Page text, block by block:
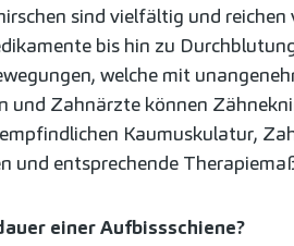
sind vielfältig und
bis hin zu
welche mit
und Zahnärzte können
Kaumuskulatur,
und entsprechende
einer Aufbissschiene?